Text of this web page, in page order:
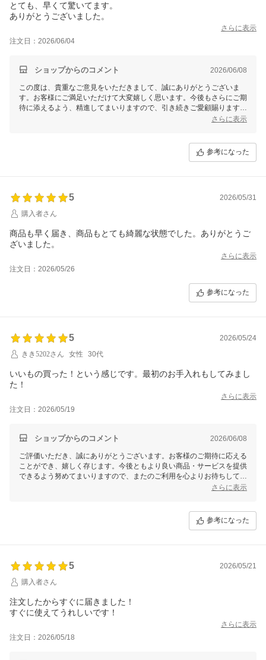
とても、早くて驚いてます。
ありがとうございました。
さらに表示
注文日：2026/06/04
ショップからのコメント 2026/06/08
この度は、貴重なご意見をいただきまして、誠にありがとうございま
す。お客様にご満足いただけて大変嬉しく思います。今後もさらにご期
待に添えるよう、精進してまいりますので、引き続きご愛顧賜りますよ
さらに表示
参考になった
5
2026/05/31
購入者さん
商品も早く届き、商品もとても綺麗な状態でした。ありがとうご
ざいました。
さらに表示
注文日：2026/05/26
参考になった
5
2026/05/24
きき5202さん
女性 30代
いいもの買った！という感じです。最初のお手入れもしてみまし
た！
さらに表示
注文日：2026/05/19
ショップからのコメント 2026/06/08
ご評価いただき、誠にありがとうございます。お客様のご期待に応える
ことができ、嬉しく存じます。今後ともより良い商品・サービスを提供
できるよう努めてまいりますので、またのご利用を心よりお待ちしてお
さらに表示
参考になった
5
2026/05/21
購入者さん
注文したからすぐに届きました！
すぐに使えてうれしいです！
さらに表示
注文日：2026/05/18